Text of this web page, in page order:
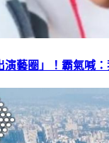
演藝圈」！霸氣喊